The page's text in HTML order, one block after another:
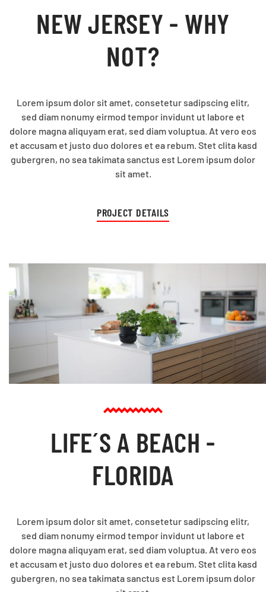
NEW JERSEY - WHY
NOT?
Lorem ipsum dolor sit amet, consetetur sadipscing elitr,
sed diam nonumy eirmod tempor invidunt ut labore et
dolore magna aliquyam erat, sed diam voluptua. At vero eos
et accusam et justo duo dolores et ea rebum. Stet clita kasd
gubergren, no sea takimata sanctus est Lorem ipsum dolor
sit amet.
PROJECT DETAILS
LIFE´S A BEACH -
FLORIDA
Lorem ipsum dolor sit amet, consetetur sadipscing elitr,
sed diam nonumy eirmod tempor invidunt ut labore et
dolore magna aliquyam erat, sed diam voluptua. At vero eos
et accusam et justo duo dolores et ea rebum. Stet clita kasd
gubergren, no sea takimata sanctus est Lorem ipsum dolor